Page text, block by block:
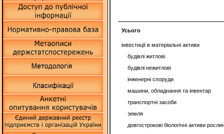
Усього
інвестиції в матеріальні активи
будівлі житлові
будівлі нежитлові
інженерні споруди
машини, обладнання та інвентар
транспортні засоби
земля
довгострокові біологічні активи